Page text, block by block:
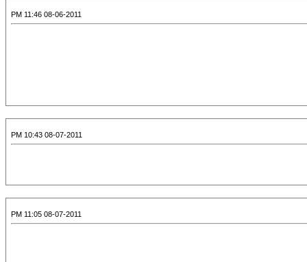
08-06-2011 11:46 PM
08-07-2011 10:43 PM
08-07-2011 11:05 PM